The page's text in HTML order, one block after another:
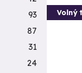
Volný
93
87
31
24